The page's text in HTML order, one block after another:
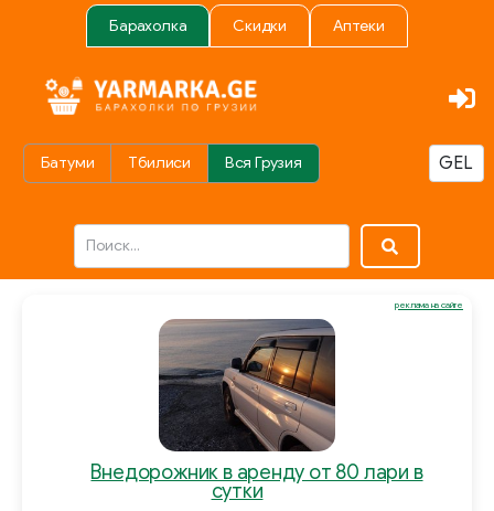
Барахолка Скидки Аптеки
Батуми Тбилиси Вся Грузия
Внедорожник в аренду от 80 лари в
сутки
реклама на сайте